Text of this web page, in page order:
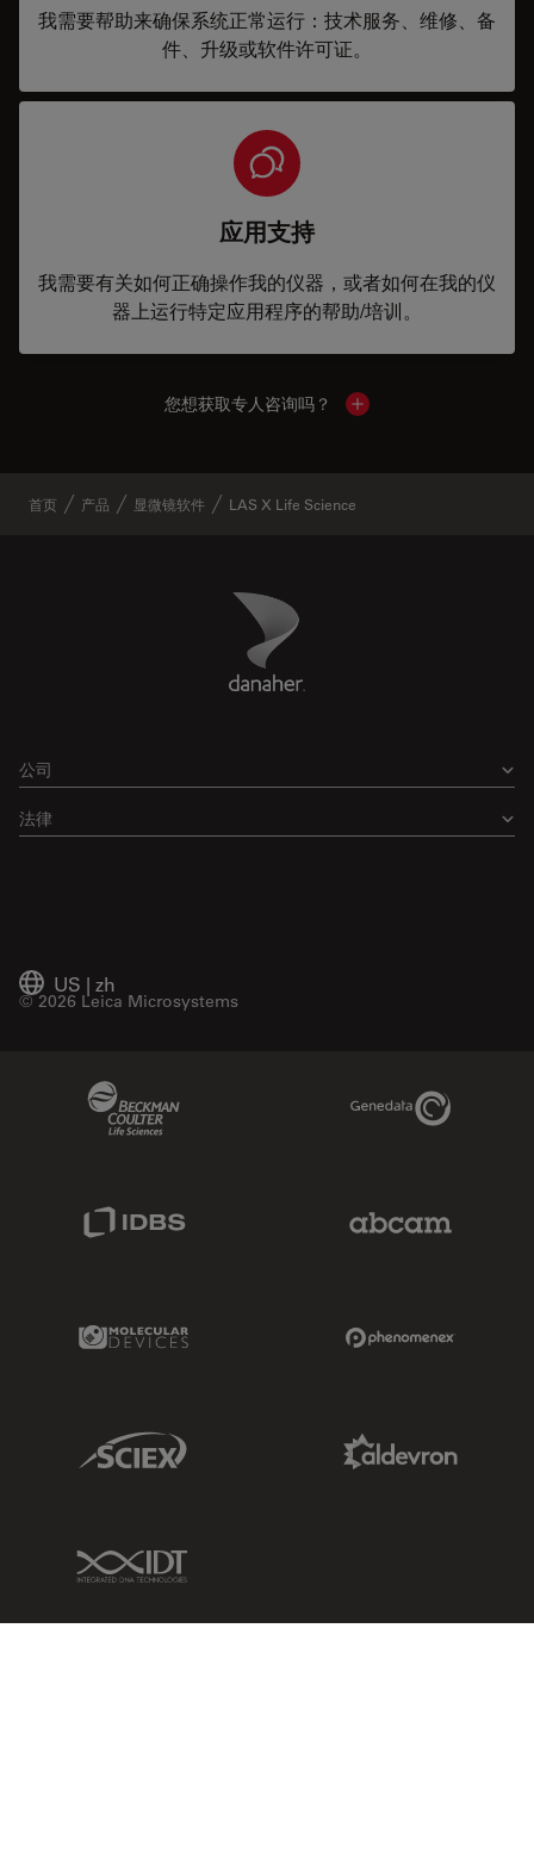
我需要帮助来确保系统正常运行：技术服务、维修、备
件、升级或软件许可证。
应用支持
我需要有关如何正确操作我的仪器，或者如何在我的仪
器上运行特定应用程序的帮助/培训。
您想获取专人咨询吗？ Show local contacts
首页 产品 显微镜软件 LAS X Life Science
Danaher Logo
公司
法律
US | zh
© 2026 Leica Microsystems
Genedata Link
Molecular Devices Link
Sciex Link
IDT Link